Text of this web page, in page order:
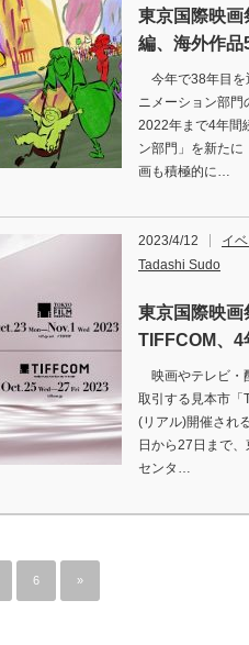
東京国際映画
編、海外作品
今年で38年目を
ニメーション部門
2022年まで4年間
ン部門」を新たに
画も積極的に…
2023/4/12 イ
Tadashi Sudo
東京国際映画
TIFFCOM、4
映画やテレビ・
取引する見本市「
(リアル)開催され
日から27日まで
センタ…
6 »